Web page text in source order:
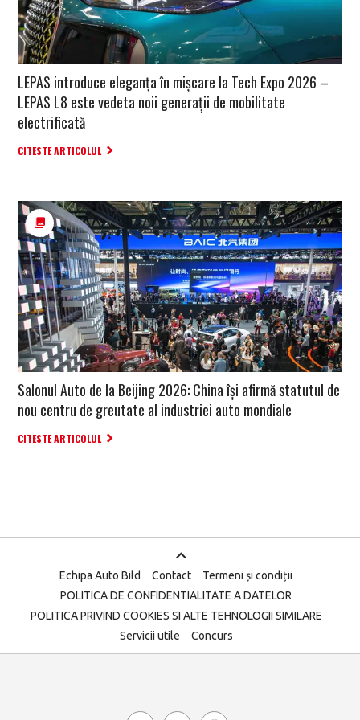
LEPAS introduce eleganța în mișcare la Tech Expo 2026 –
LEPAS L8 este vedeta noii generații de mobilitate
electrificată
CITESTE ARTICOLUL
Salonul Auto de la Beijing 2026: China își afirmă statutul de
nou centru de greutate al industriei auto mondiale
CITESTE ARTICOLUL
Echipa Auto Bild Contact
Termeni și condiții
POLITICA DE CONFIDENTIALITATE A DATELOR
POLITICA PRIVIND COOKIES SI ALTE TEHNOLOGII SIMILARE
Servicii utile
Concurs